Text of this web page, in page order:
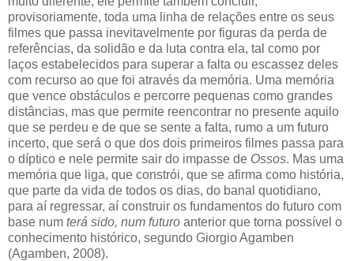
provisoriamente, toda uma linha de relações entre os seus
filmes que passa inevitavelmente por figuras da perda de
referências, da solidão e da luta contra ela, tal como por
laços estabelecidos para superar a falta ou escassez deles
com recurso ao que foi através da memória. Uma memória
que vence obstáculos e percorre pequenas como grandes
distâncias, mas que permite reencontrar no presente aquilo
que se perdeu e de que se sente a falta, rumo a um futuro
incerto, que será o que dos dois primeiros filmes passa para
o díptico e nele permite sair do impasse de Ossos. Mas uma
memória que liga, que constrói, que se afirma como história,
que parte da vida de todos os dias, do banal quotidiano,
para aí regressar, aí construir os fundamentos do futuro com
base num terá sido, num futuro anterior que torna possível o
conhecimento histórico, segundo Giorgio Agamben
(Agamben, 2008).